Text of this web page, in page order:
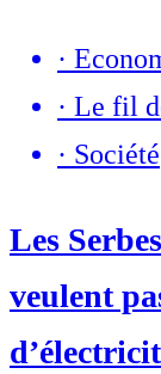
·
· Le fil
· Société
Les
veulent